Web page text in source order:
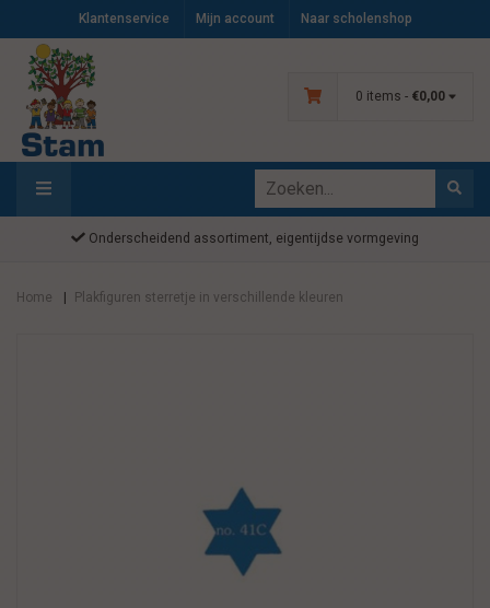
Klantenservice Mijn account Naar scholenshop
0 items - €0,00
Onderscheidend assortiment, eigentijdse vormgeving
Home Plakfiguren sterretje in verschillende kleuren